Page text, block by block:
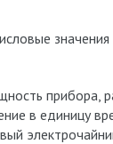
прибора,
в единицу